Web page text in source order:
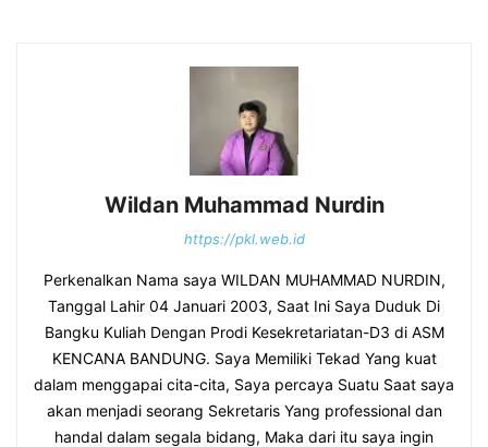
Wildan Muhammad Nurdin
https://pkl.web.id
Perkenalkan Nama saya WILDAN MUHAMMAD NURDIN,
Tanggal Lahir 04 Januari 2003, Saat Ini Saya Duduk Di
Bangku Kuliah Dengan Prodi Kesekretariatan-D3 di ASM
KENCANA BANDUNG. Saya Memiliki Tekad Yang kuat
dalam menggapai cita-cita, Saya percaya Suatu Saat saya
akan menjadi seorang Sekretaris Yang professional dan
handal dalam segala bidang, Maka dari itu saya ingin